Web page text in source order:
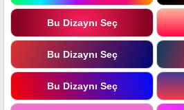
Bu Dizaynı Seç
Bu Dizaynı Seç
Bu Dizaynı Seç